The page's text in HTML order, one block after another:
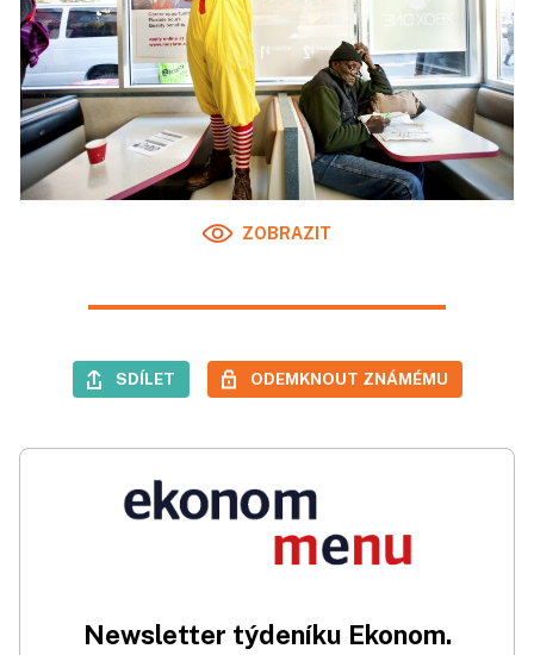
ZOBRAZIT
SDÍLET ODEMKNOUT ZNÁMÉMU
Newsletter týdeníku Ekonom.